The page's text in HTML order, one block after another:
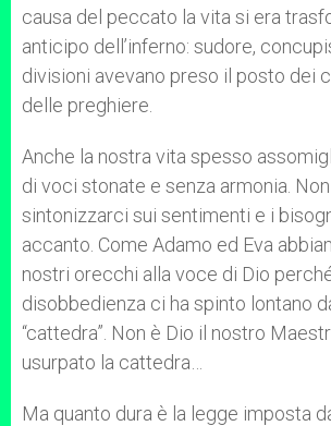
causa del peccato la vita si era
anticipo dell’inferno: sudore,
divisioni avevano preso il posto dei
delle preghiere.
Anche la nostra vita spesso
di voci stonate e senza armonia.
sintonizzarci sui sentimenti e i
accanto. Come Adamo ed Eva
nostri orecchi alla voce di Dio
disobbedienza ci ha spinto lontano
“cattedra”. Non è Dio il nostro
usurpato la cattedra…
Ma quanto dura è la legge imposta